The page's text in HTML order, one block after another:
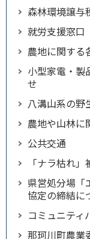
森林環境譲与
就労支援窓口
農地に関する
小型家電・製
せ
八溝山系の野
農地や山林に
公共交通
「ナラ枯れ
県営処分場「
協定の締結に
コミュニティ
那珂川町農業